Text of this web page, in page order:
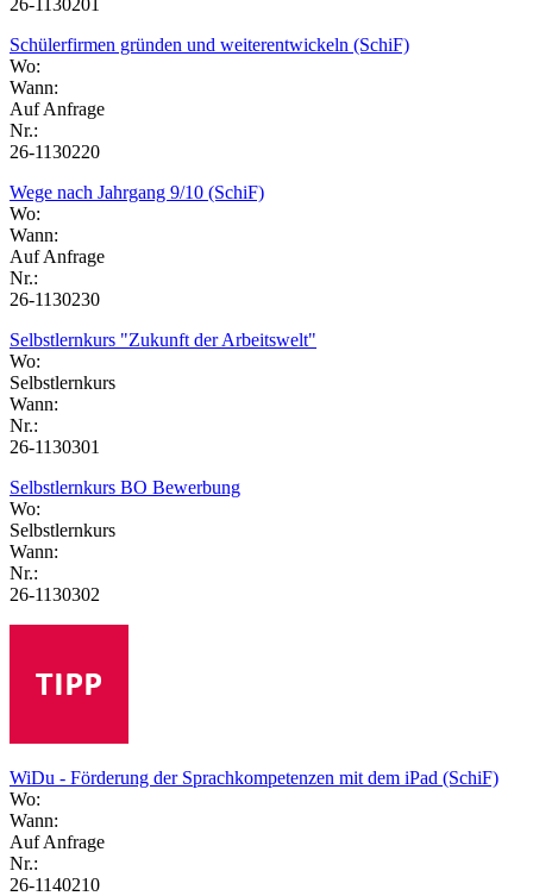
Schülerfirmen gründen und weiterentwickeln (SchiF)
Wo:
Wann:
Auf Anfrage
Nr.:
26-1130220
Wege nach Jahrgang 9/10 (SchiF)
Wo:
Wann:
Auf Anfrage
Nr.:
26-1130230
Selbstlernkurs "Zukunft der Arbeitswelt"
Wo:
Selbstlernkurs
Wann:
Nr.:
26-1130301
Selbstlernkurs BO Bewerbung
Wo:
Selbstlernkurs
Wann:
Nr.:
26-1130302
WiDu - Förderung der Sprachkompetenzen mit dem iPad (SchiF)
Wo:
Wann:
Auf Anfrage
Nr.:
26-1140210